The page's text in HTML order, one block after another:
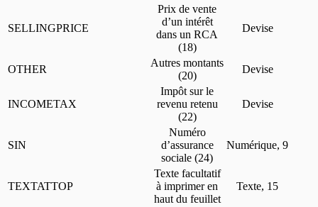
SELLINGPRICE
Prix de vente
d’un intérêt
dans un RCA
(18)
Devise
OTHER
Autres montants
(20)
Devise
INCOMETAX
Impôt sur le
revenu retenu
(22)
Devise
SIN
Numéro
d’assurance
sociale (24)
Numérique, 9
TEXTATTOP
Texte facultatif
à imprimer en
haut du feuillet
Texte, 15